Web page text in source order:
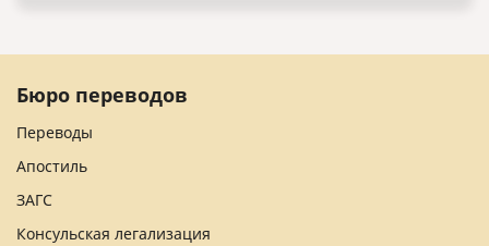
Бюро переводов
Переводы
Апостиль
ЗАГС
Консульская легализация